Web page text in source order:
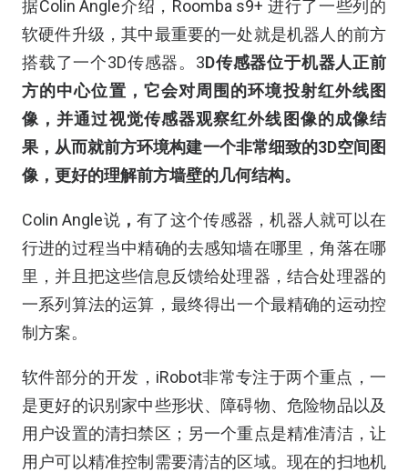
据Colin Angle介绍，Roomba s9+ 进行了一些列的
软硬件升级，其中最重要的一处就是机器人的前方
搭载了一个3D传感器。3D传感器位于机器人正前
方的中心位置，它会对周围的环境投射红外线图
像，并通过视觉传感器观察红外线图像的成像结
果，从而就前方环境构建一个非常细致的3D空间图
像，更好的理解前方墙壁的几何结构。
Colin Angle说，有了这个传感器，机器人就可以在
行进的过程当中精确的去感知墙在哪里，角落在哪
里，并且把这些信息反馈给处理器，结合处理器的
一系列算法的运算，最终得出一个最精确的运动控
制方案。
软件部分的开发，iRobot非常专注于两个重点，一
是更好的识别家中些形状、障碍物、危险物品以及
用户设置的清扫禁区；另一个重点是精准清洁，让
用户可以精准控制需要清洁的区域。现在的扫地机